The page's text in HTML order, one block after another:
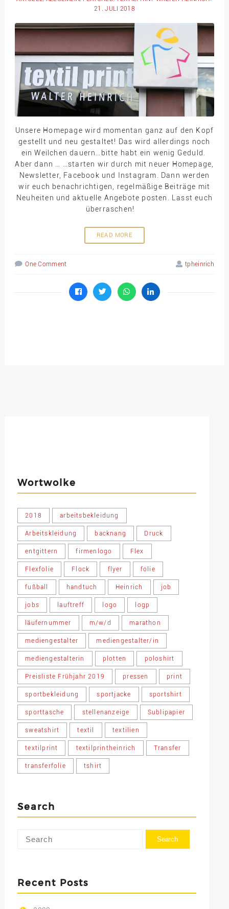
21. JULI 2018
Unsere Homepage wird momentan ganz auf den Kopf
gestellt und neu gestaltet! Das wird allerdings noch
ein Weilchen dauern…bitte habt ein wenig Geduld.
Aber dann … …starten wir durch mit neuer Homepage,
Newsletter, Facebook und Instagram. Dann werden
wir euch benachrichtigen, regelmäßige Beiträge mit
Neuheiten und aktuelle Angebote posten. Lasst euch
überraschen!
READ MORE
One Comment tpheinrich
Wortwolke
2018 arbeitsbekleidung
Arbeitskleidung backnang Druck
entgittern firmenlogo Flex
Flexfolie Flock flyer folie
fußball handtuch Heinrich job
jobs lauftreff logo logp
läufernummer m/w/d marathon
mediengestalter mediengestalter/in
mediengestalterin plotten poloshirt
Preisliste Frühjahr 2019 pressen print
sportbekleidung sportjacke sportshirt
sporttasche stellenanzeige Sublipapier
sweatshirt textil textilien
textilprint textilprintheinrich Transfer
transferfolie tshirt
Search
Recent Posts